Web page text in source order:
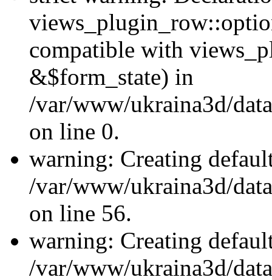
compatible with
&$form_state) in
/var/www/ukraina3d/
on line 0.
warning: Creating
/var/www/ukraina3d/
on line 56.
warning: Creating
/var/www/ukraina3d/